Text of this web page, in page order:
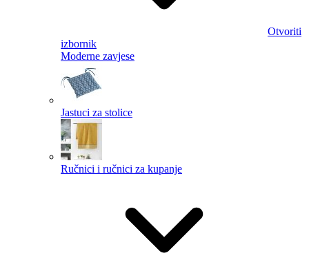
Otvoriti
izbornik
Moderne zavjese
Jastuci za stolice
Ručnici i ručnici za kupanje